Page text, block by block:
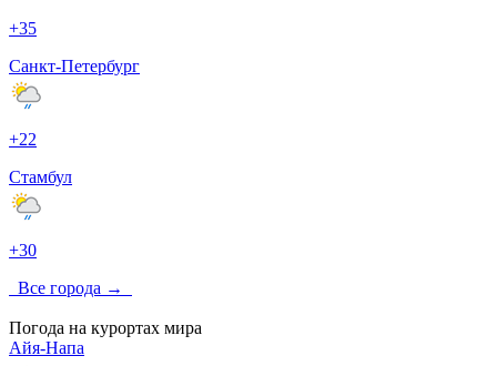
+35
Санкт-Петербург
+22
Стамбул
+30
Все города →
Погода на курортах мира
Айя-Напа